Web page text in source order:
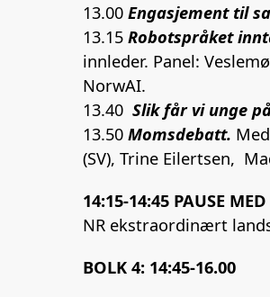
13.00 Engasjement til
13.15 Robotspråket
innleder. Panel:
NorwAI.
13.40 Slik får vi unge
13.50 Momsdebatt.
(SV), Trine Eilertsen,
14:15-14:45 PAUSE
NR ekstraordinært
BOLK 4: 14:45-16.00